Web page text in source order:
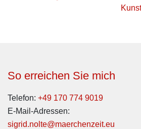
So erreichen Sie mich
Telefon: +49 170 774 9019
E-Mail-Adressen:
sigrid.nolte@maerchenzeit.eu